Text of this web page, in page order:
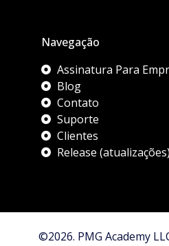
Navegação
Assinatura Para
Blog
Contato
Suporte
Clientes
Release (atualizações)
©2026. PMG Academy